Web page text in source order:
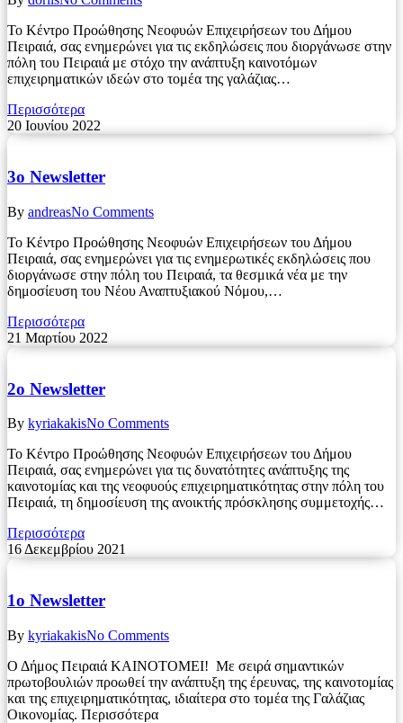
Το Κέντρο Προώθησης Νεοφυών Επιχειρήσεων του Δήμου
Πειραιά, σας ενημερώνει για τις εκδηλώσεις που διοργάνωσε στην
πόλη του Πειραιά με στόχο την ανάπτυξη καινοτόμων
επιχειρηματικών ιδεών στο τομέα της γαλάζιας…
Περισσότερα
20 Ιουνίου 2022
3ο Newsletter
By andreasNo Comments
Το Κέντρο Προώθησης Νεοφυών Επιχειρήσεων του Δήμου
Πειραιά, σας ενημερώνει για τις ενημερωτικές εκδηλώσεις που
διοργάνωσε στην πόλη του Πειραιά, τα θεσμικά νέα με την
δημοσίευση του Νέου Αναπτυξιακού Νόμου,…
Περισσότερα
21 Μαρτίου 2022
2ο Newsletter
By kyriakakisNo Comments
Το Κέντρο Προώθησης Νεοφυών Επιχειρήσεων του Δήμου
Πειραιά, σας ενημερώνει για τις δυνατότητες ανάπτυξης της
καινοτομίας και της νεοφυούς επιχειρηματικότητας στην πόλη του
Πειραιά, τη δημοσίευση της ανοικτής πρόσκλησης συμμετοχής…
Περισσότερα
16 Δεκεμβρίου 2021
1ο Newsletter
By kyriakakisNo Comments
Ο Δήμος Πειραιά ΚΑΙΝΟΤΟΜΕΙ! Με σειρά σημαντικών
πρωτοβουλιών προωθεί την ανάπτυξη της έρευνας, της καινοτομίας
και της επιχειρηματικότητας, ιδιαίτερα στο τομέα της Γαλάζιας
Οικονομίας. Περισσότερα